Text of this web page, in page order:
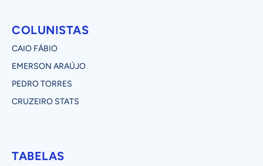
COLUNISTAS
CAIO FÁBIO
EMERSON ARAÚJO
PEDRO TORRES
CRUZEIRO STATS
TABELAS